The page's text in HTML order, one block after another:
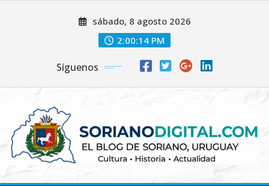
sábado, 8 agosto 2026
2:00:15 PM
Síguenos